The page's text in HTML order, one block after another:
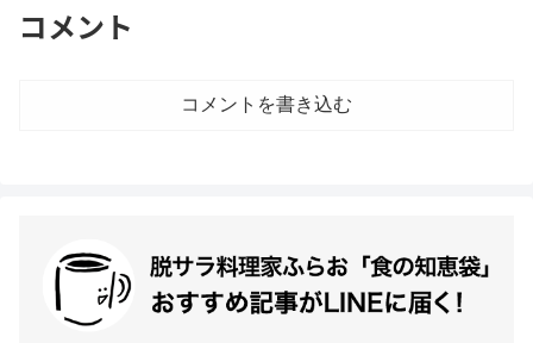
コメント
コメントを書き込む